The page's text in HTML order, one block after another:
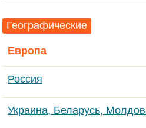
Географические
Европа
Россия
Украина, Беларусь,